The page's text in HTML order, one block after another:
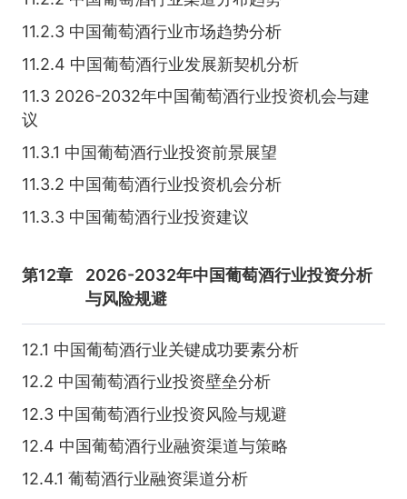
11.2.3 中国葡萄酒行业市场趋势分析
11.2.4 中国葡萄酒行业发展新契机分析
11.3 2026-2032年中国葡萄酒行业投资机会与建
议
11.3.1 中国葡萄酒行业投资前景展望
11.3.2 中国葡萄酒行业投资机会分析
11.3.3 中国葡萄酒行业投资建议
第12章
2026-2032年中国葡萄酒行业投资分析
与风险规避
12.1 中国葡萄酒行业关键成功要素分析
12.2 中国葡萄酒行业投资壁垒分析
12.3 中国葡萄酒行业投资风险与规避
12.4 中国葡萄酒行业融资渠道与策略
12.4.1 葡萄酒行业融资渠道分析